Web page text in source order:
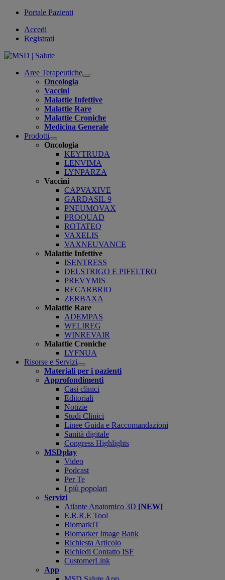
Portale Pazienti
Accedi
Registrati
Aree Terapeutiche
Open
Oncologia
Vaccini
Malattie Infettive
Malattie Rare
Malattie Croniche
Medicina Generale
Prodotti
Open
submenu
Oncologia
KEYTRUDA
LENVIMA
LYNPARZA
Vaccini
CAPVAXIVE
GARDASIL 9
PNEUMOVAX
PROQUAD
ROTATEQ
VAXELIS
VAXNEUVANCE
Malattie Infettive
ISENTRESS
DELSTRIGO E PIFELTRO
PREVYMIS
RECARBRIO
ZERBAXA
Malattie Rare
ADEMPAS
WELIREG
WINREVAIR
Malattie Croniche
LYFNUA
Risorse e Servizi
Open
submenu
Materiali per i pazienti
Approfondimenti
Casi clinici
Editoriali
Notizie
Studi Clinici
Linee Guida e Raccomandazioni
Sanità digitale
Congress Highlights
MSDplay
Video
Podcast
Per Te
I più popolari
Servizi
Atlante Anatomico 3D [NEW]
E.R.R.E Tool
BiomarkIT
Biomarker Image Bank
Richiesta Articolo
Richiedi Contatto ISF
CustomerLink
App